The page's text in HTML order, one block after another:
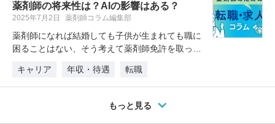
薬剤師の将来性は？AIの影響はある？
2025年7月2日 薬剤師コラム編集部
薬剤師になれば結婚しても子供が生まれても職に
困ることはない、そう考えて薬剤師免許を取った
キャリア
年収・待遇 転職
もっと見る